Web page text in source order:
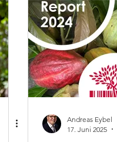
Andreas Eybel
17. Juni 2025